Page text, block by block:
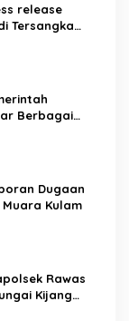
release
Tersangka
ALS dan
Berbagai
Kulam
Rawas
Kijang